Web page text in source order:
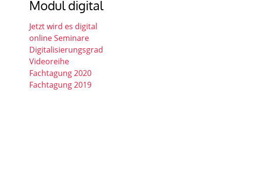
Modul digital
Jetzt wird es digital
online Seminare
Digitalisierungsgrad
Videoreihe
Fachtagung 2020
Fachtagung 2019